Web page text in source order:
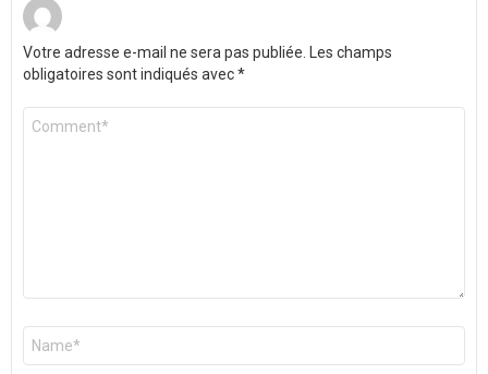
Votre adresse e-mail ne sera pas publiée.
Les champs
obligatoires sont indiqués avec*
Commentaire
Nom